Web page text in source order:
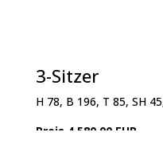
3-Sitzer
H 78, B 196, T 85, SH
Preis 4.580,00 EUR